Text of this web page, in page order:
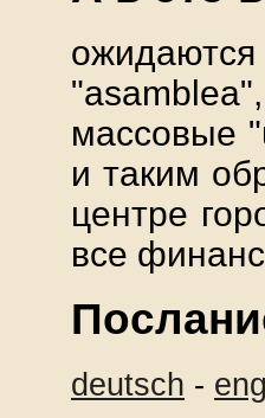
массовые
и таким
центре
все
deutsch -